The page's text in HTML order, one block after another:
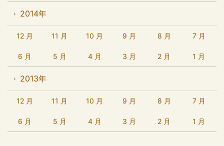
2014年
12 月 11 月 10 月 9 月 8 月 7 月
6 月 5 月 4 月 3 月 2 月 1 月
2013年
12 月 11 月 10 月 9 月 8 月 7 月
6 月 5 月 4 月 3 月 2 月 1 月